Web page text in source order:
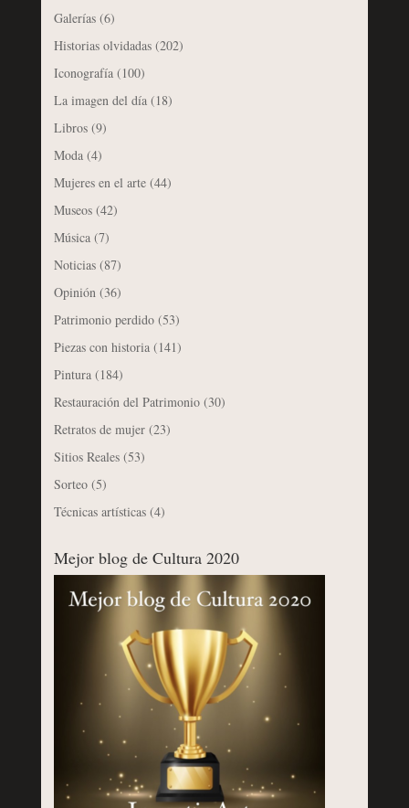
Galerías(6)
Historias olvidadas(202)
Iconografía(100)
La imagen del día(18)
Libros(9)
Moda(4)
Mujeres en el arte(44)
Museos(42)
Música(7)
Noticias(87)
Opinión (36)
Patrimonio perdido(53)
Piezas con historia(141)
Pintura(184)
Restauración del Patrimonio(30)
Retratos de mujer(23)
Sitios Reales(53)
Sorteo(5)
Técnicas artísticas(4)
Mejor blog de Cultura 2020